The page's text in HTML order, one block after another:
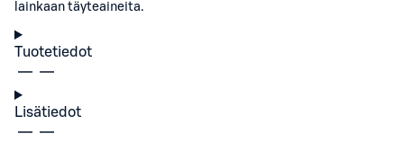
lainkaan täyteaineita.
Tuotetiedot
Lisätiedot